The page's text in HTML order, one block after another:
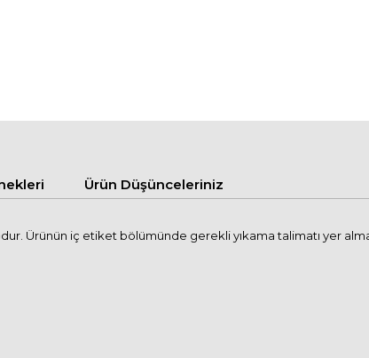
Ürün Düşünceleriniz
Ürünün iç etiket bölümünde gerekli yıkama talimatı yer